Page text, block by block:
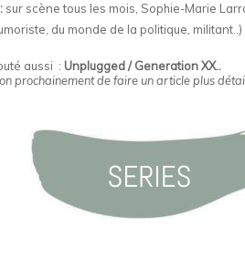
sur scène tous les mois, Sophie-Marie
du monde de la politique, militant..)
aussi : Unplugged / Generation XX..
prochainement de faire un article plus